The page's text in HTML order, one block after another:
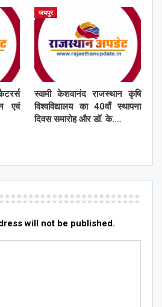
एवं
जयपुर
स्वामी केशवानंद राजस्थान कृषि
विश्वविद्यालय का 40वाँ स्थापना
दिवस समारोह और डॉ. के.…
will not be published.